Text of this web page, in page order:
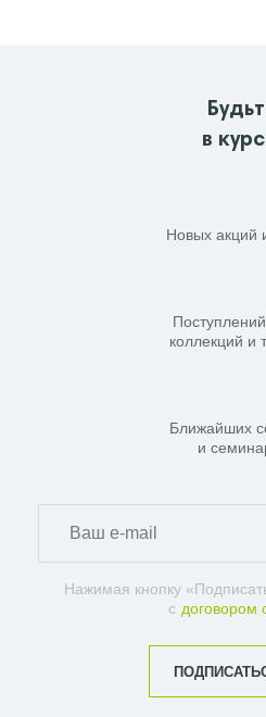
в
Новых акций
коллекций и
Ближайших
и
Нажимая кнопку
с договором